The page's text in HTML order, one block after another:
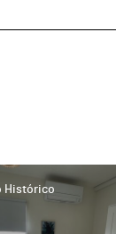
Histórico